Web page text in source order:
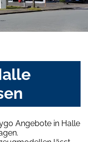
Angebote in Halle